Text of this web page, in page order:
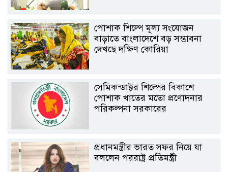
পোশাক শিল্পে মূল্য সংযোজন
বাড়াতে বাংলাদেশে বড় সম্ভাবনা
দেখছে দক্ষিণ কোরিয়া
সেমিকন্ডাক্টর শিল্পের বিকাশে
পোশাক খাতের মতো প্রণোদনার
পরিকল্পনা সরকারের
প্রধানমন্ত্রীর ভারত সফর নিয়ে যা
বললেন পররাষ্ট্র প্রতিমন্ত্রী